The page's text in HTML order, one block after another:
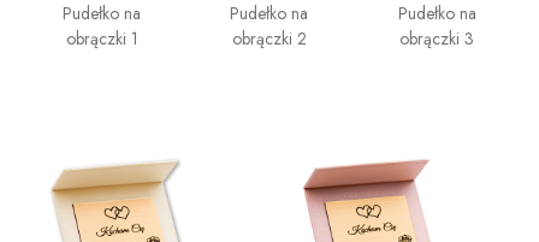
Pudełko na
obrączki 1
Pudełko na
obrączki 2
Pudełko na
obrączki 3